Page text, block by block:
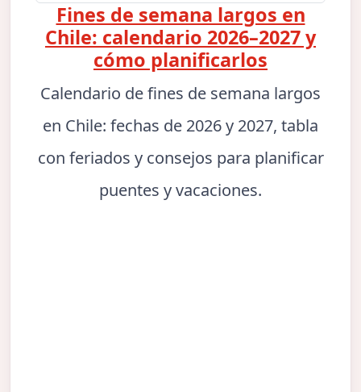
Fines de semana largos en
Chile: calendario 2026–2027 y
cómo planificarlos
Calendario de fines de semana largos
en Chile: fechas de 2026 y 2027, tabla
con feriados y consejos para planificar
puentes y vacaciones.